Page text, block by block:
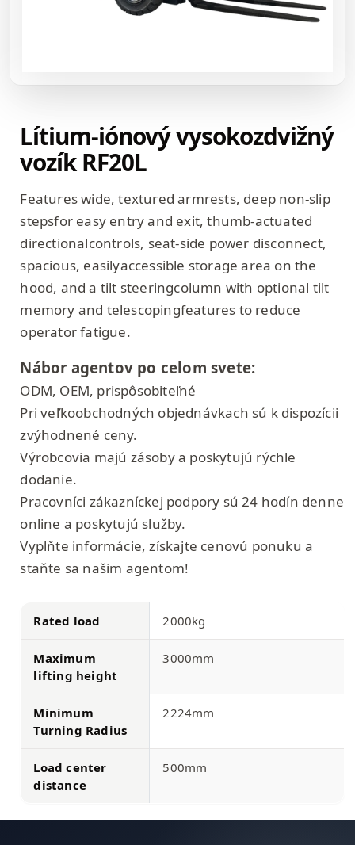
Lítium-iónový vysokozdvižný
vozík RF20L
Features wide, textured armrests, deep non-slip
stepsfor easy entry and exit, thumb-actuated
directionalcontrols, seat-side power disconnect,
spacious, easilyaccessible storage area on the
hood, and a tilt steeringcolumn with optional tilt
memory and telescopingfeatures to reduce
operator fatigue.
Nábor agentov po celom svete:
ODM, OEM, prispôsobiteľné
Pri veľkoobchodných objednávkach sú k dispozícii
zvýhodnené ceny.
Výrobcovia majú zásoby a poskytujú rýchle
dodanie.
Pracovníci zákazníckej podpory sú 24 hodín denne
online a poskytujú služby.
Vyplňte informácie, získajte cenovú ponuku a
staňte sa našim agentom!
Rated load 2000kg
Maximum
lifting height
3000mm
Minimum
Turning Radius
2224mm
Load center
distance
500mm